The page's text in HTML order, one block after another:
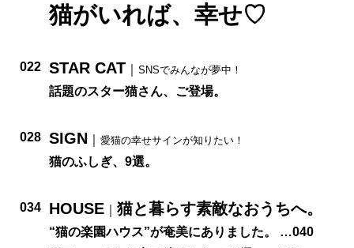
猫がいれば、幸せ♡
022 STAR CAT SNSでみんなが夢中！
話題のスター猫さん、ご登場。
028 SIGN 愛猫の幸せサインが知りたい！
猫のふしぎ、9選。
034 HOUSE 猫と暮らす素敵なおうちへ。
“猫の楽園ハウス”が奄美にありました。 …040